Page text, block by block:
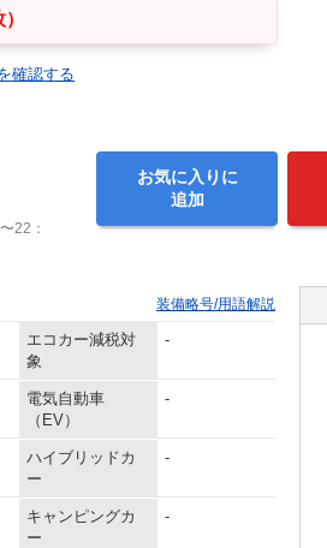
確認する
22：
お気に入りに
追加
装備略号/用語解説
エコカー減税対
象
-
電気自動車
（EV）
-
ハイブリッドカ
ー
-
キャンピングカ
ー
-